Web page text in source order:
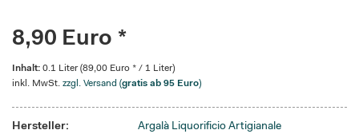
8,90 Euro *
Inhalt: 0.1 Liter (89,00 Euro * / 1 Liter)
inkl. MwSt. zzgl. Versand (gratis ab 95 Euro)
Hersteller:
Argalà Liquorificio Artigianale